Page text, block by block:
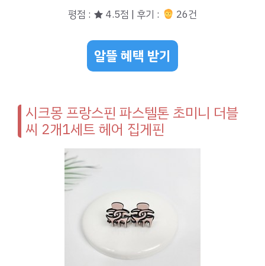
평점 : ★ 4.5점 | 후기 : 26건
알뜰 혜택 받기
시크몽 프랑스핀 파스텔톤 초미니 더블
씨 2개1세트 헤어 집게핀